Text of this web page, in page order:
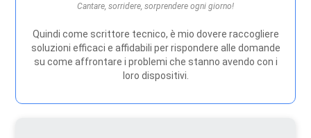
Cantare, sorridere, sorprendere ogni giorno!
Quindi come scrittore tecnico, è mio dovere raccogliere
soluzioni efficaci e affidabili per rispondere alle domande
su come affrontare i problemi che stanno avendo con i
loro dispositivi.